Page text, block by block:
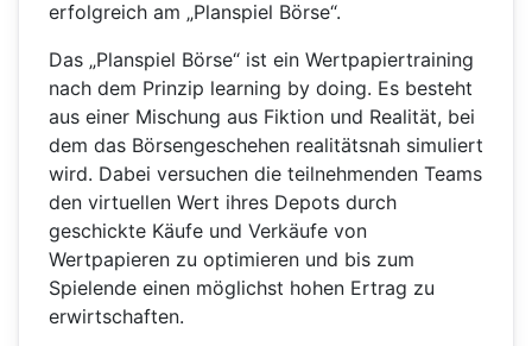
erfolgreich am „Planspiel Börse“.
Das „Planspiel Börse“ ist ein Wertpapiertraining
nach dem Prinzip learning by doing. Es besteht
aus einer Mischung aus Fiktion und Realität, bei
dem das Börsengeschehen realitätsnah simuliert
wird. Dabei versuchen die teilnehmenden Teams
den virtuellen Wert ihres Depots durch
geschickte Käufe und Verkäufe von
Wertpapieren zu optimieren und bis zum
Spielende einen möglichst hohen Ertrag zu
erwirtschaften.